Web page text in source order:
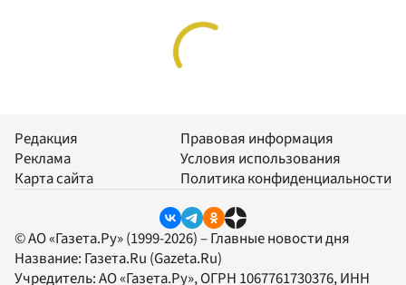
Редакция
Реклама
Карта сайта
Правовая информация
Условия использования
Политика конфиденциальности
© АО «Газета.Ру» (1999-2026) – Главные новости дня
Название: Газета.Ru (Gazeta.Ru)
Учредитель:АО «Газета.Ру», ОГРН 1067761730376, ИНН